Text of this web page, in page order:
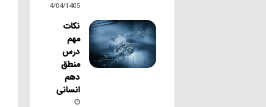
14/04/1405
نکات
مهم
درس
منطق
دهم
انسانی